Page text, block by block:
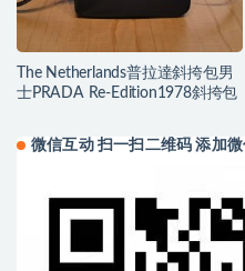
The Netherlands普拉達斜挎包男
士PRADA Re-Edition1978斜挎包
微信互动 扫一扫二维码 添加